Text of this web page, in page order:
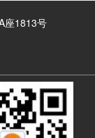
座1813号